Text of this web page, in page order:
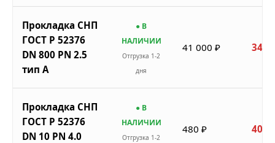
Прокладка СНП
ГОСТ Р 52376
DN 800 PN 2.5
тип A
● В
НАЛИЧИИ
Отгрузка 1-2
дня
41 000 ₽ 34
Прокладка СНП
ГОСТ Р 52376
DN 10 PN 4.0
● В
НАЛИЧИИ
Отгрузка 1-2
480 ₽ 408